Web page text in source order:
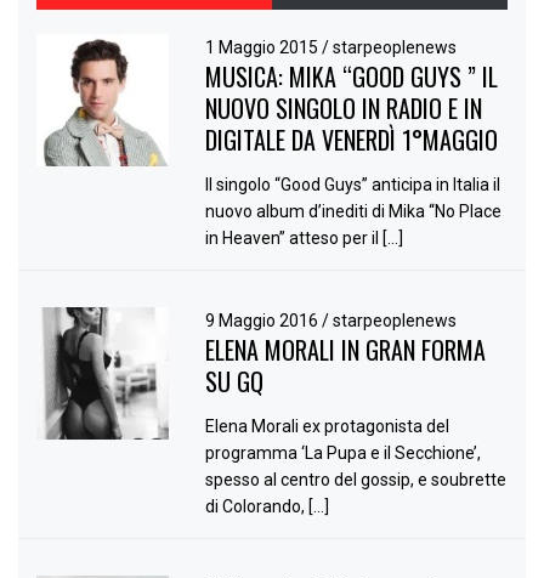
1 Maggio 2015/ starpeoplenews
MUSICA: MIKA “GOOD GUYS ” IL
NUOVO SINGOLO IN RADIO E IN
DIGITALE DA VENERDÌ 1°MAGGIO
Il singolo “Good Guys” anticipa in Italia il
nuovo album d’inediti di Mika “No Place
in Heaven” atteso per il […]
9 Maggio 2016/ starpeoplenews
ELENA MORALI IN GRAN FORMA
SU GQ
Elena Morali ex protagonista del
programma ‘La Pupa e il Secchione’,
spesso al centro del gossip, e soubrette
di Colorando, […]